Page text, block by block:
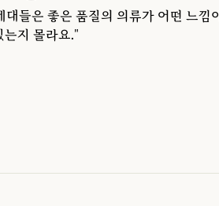
들은 좋은 품질의 의류가 어떤 느낌이
는지 몰라요."